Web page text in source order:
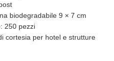
biodegradabile 9 × 7 cm
250 pezzi
cortesia per hotel e strutture